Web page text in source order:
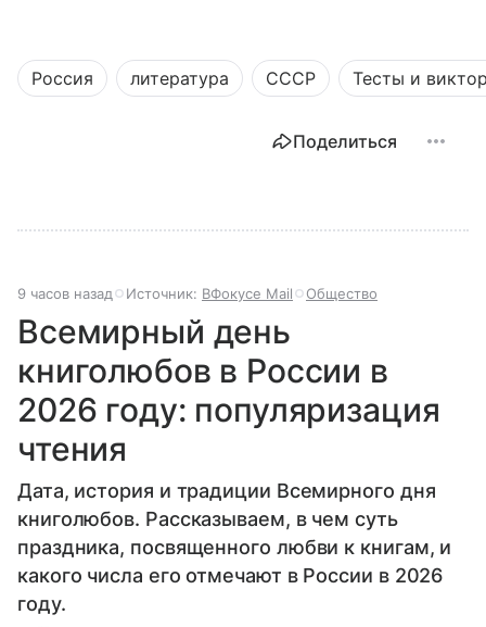
Россия литература СССР Тесты и
Поделиться
9 часов назад Источник: ВФокусе Mail Общество
Всемирный день
книголюбов в России в
2026 году: популяризация
чтения
Дата, история и традиции Всемирного дня
книголюбов. Рассказываем, в чем суть
праздника, посвященного любви к книгам, и
какого числа его отмечают в России в 2026
году.